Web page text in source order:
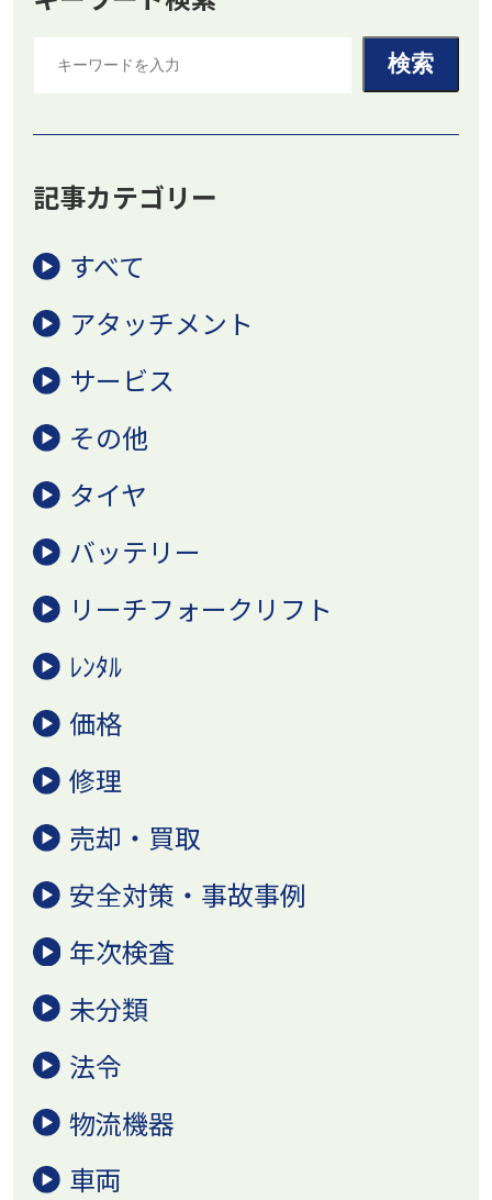
記事カテゴリー
すべて
アタッチメント
サービス
その他
タイヤ
バッテリー
リーチフォークリフト
ﾚﾝﾀﾙ
価格
修理
売却・買取
安全対策・事故事例
年次検査
未分類
法令
物流機器
車両